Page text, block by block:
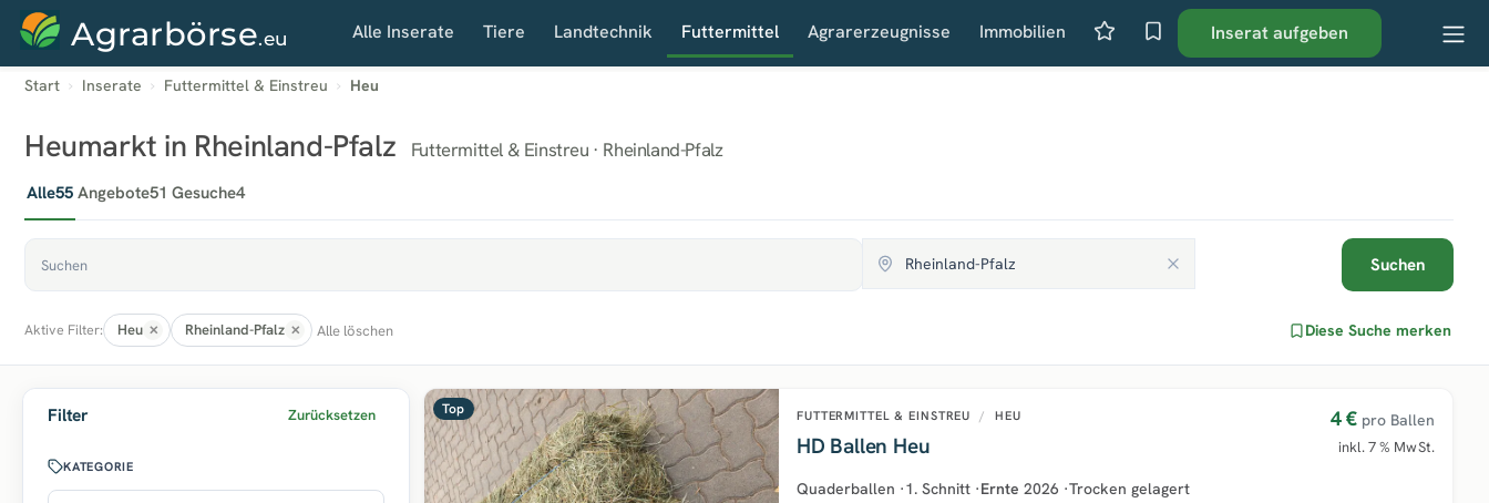
Agrarbörse.eu Alle Inserate Tiere Landtechnik Futtermittel Agrarerzeugnisse Immobilien Inserat aufgeben
Start Inserate Futtermittel & Einstreu Heu
Heumarkt in Rheinland-Pfalz Futtermittel & Einstreu · Rheinland-Pfalz
Alle55 Angebote51 Gesuche4
Suchen
Aktive Filter: Heu Rheinland-Pfalz Alle löschen Diese Suche merken
Filter Zurücksetzen
KATEGORIE
Top FUTTERMITTEL & EINSTREU / HEU
HD Ballen Heu
4 € pro Ballen
inkl. 7 % MwSt.
Quaderballen ·1. Schnitt ·Ernte 2026 ·Trocken gelagert